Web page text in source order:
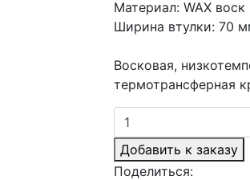
Материал: WAX воск
Ширина втулки: 70
Восковая,
термотрансферная
Добавить к заказу
Поделиться: